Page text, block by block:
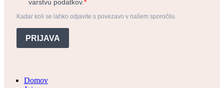
varstvu podatkov.
Kadar koli se lahko odjavite s povezavo v našem sporočilu.
PRIJAVA
Domov